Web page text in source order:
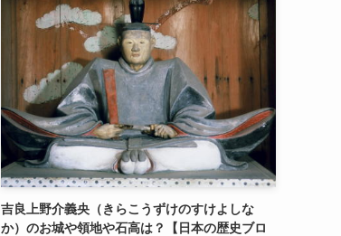
吉良上野介義央（きらこうずけのすけよしな
か）のお城や領地や石高は？【日本の歴史ブロ